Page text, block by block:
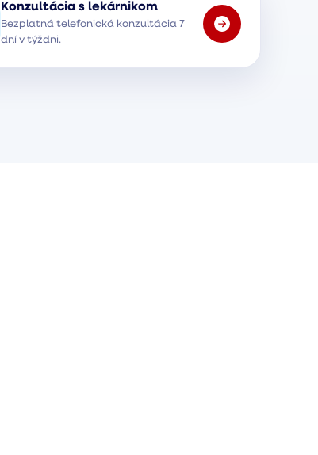
Konzultácia s lekárnikom
Bezplatná telefonická konzultácia 7
dní v týždni.